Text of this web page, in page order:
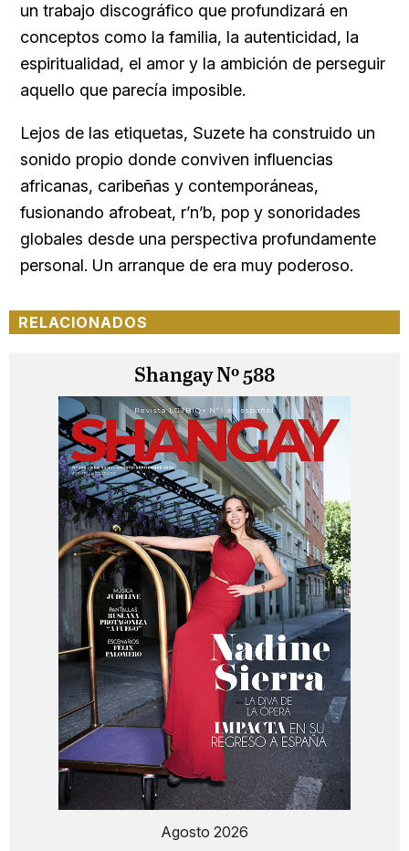
un trabajo discográfico que profundizará en
conceptos como la familia, la autenticidad, la
espiritualidad, el amor y la ambición de perseguir
aquello que parecía imposible.
Lejos de las etiquetas, Suzete ha construido un
sonido propio donde conviven influencias
africanas, caribeñas y contemporáneas,
fusionando afrobeat, r’n’b, pop y sonoridades
globales desde una perspectiva profundamente
personal. Un arranque de era muy poderoso.
RELACIONADOS
Shangay Nº 588
Agosto 2026